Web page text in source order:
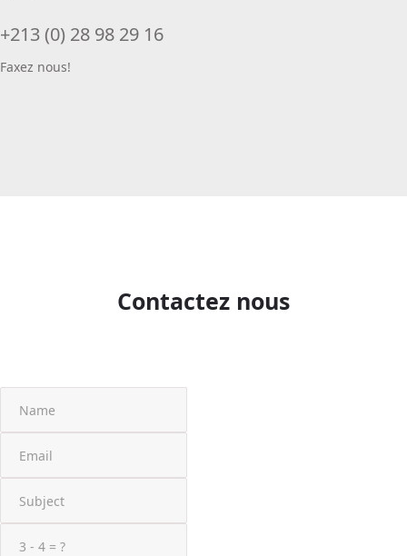
+213 (0) 28 98 29 16
Faxez nous!
Contactez nous